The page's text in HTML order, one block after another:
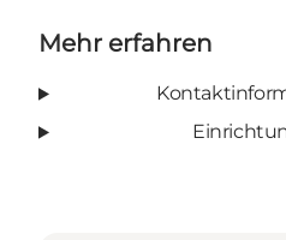
Mehr erfahren